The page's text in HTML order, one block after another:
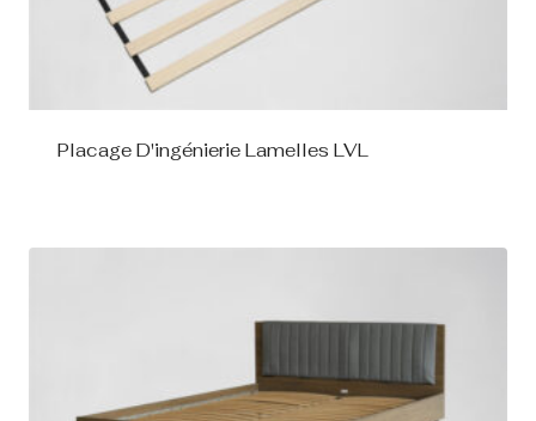
Placage D'ingénierie Lamelles LVL